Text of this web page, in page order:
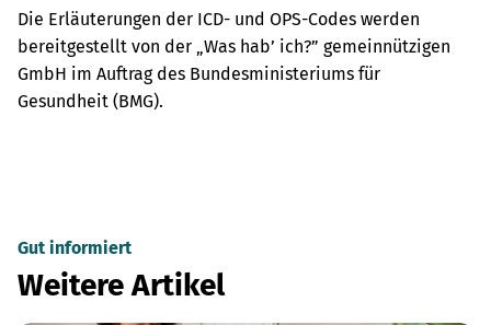
Die Erläuterungen der ICD- und OPS-Codes werden
bereitgestellt von der „Was hab’ ich?” gemeinnützigen
GmbH im Auftrag des Bundesministeriums für
Gesundheit (BMG).
Gut informiert
Weitere Artikel